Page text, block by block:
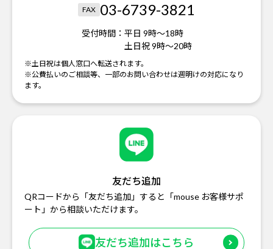
FAX 03-6739-3821
受付時間： 平日 9時～18時
土日祝 9時～20時
※土日祝は個人窓口へ転送されます。
※公費払いのご相談等、一部のお問い合わせは週明けの対応になり
ます。
友だち追加
QRコードから「友だち追加」すると「mouse お客様サポ
ート」から相談いただけます。
友だち追加はこちら